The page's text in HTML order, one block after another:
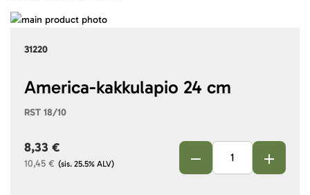
31220
America-kakkulapio 24 cm
RST 18/10
(sis. 25.5% ALV)
10,45 €
8,33 €
Skip
images
beginning
gallery